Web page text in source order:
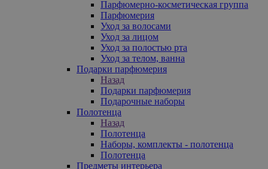
Парфюмерно-косметическая группа
Парфюмерия
Уход за волосами
Уход за лицом
Уход за полостью рта
Уход за телом, ванна
Подарки парфюмерия
Назад
Подарки парфюмерия
Подарочные наборы
Полотенца
Назад
Полотенца
Наборы, комплекты - полотенца
Полотенца
Предметы интерьера